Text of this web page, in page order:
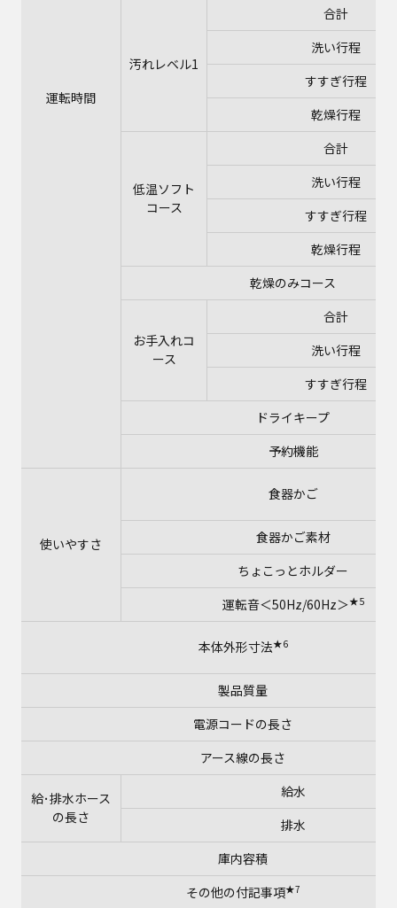
運転時間
汚れレベル1
合計
洗い行程
すすぎ行程
乾燥行程
低温ソフト
コース
合計
洗い行程
すすぎ行程
乾燥行程
乾燥のみコース
お手入れコ
ース
合計
洗い行程
すすぎ行程
ドライキープ
予約機能
使いやすさ
食器かご
食器かご素材
ちょこっとホルダー
運転音＜50Hz/60Hz＞★5
本体外形寸法★6
製品質量
電源コードの長さ
アース線の長さ
給･排水ホース
の長さ
給水
排水
庫内容積
その他の付記事項★7